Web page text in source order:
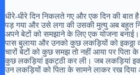
धीरे-धीरे दिन निकलते गए और एक दिन की बात
पड़ गया और उसे लगा की उसकी मुत्यु अब
अपने बेटों को समझाने के लिए एक योजना
पास बुलाया और उनको कुछ लकड़ियों को
चारों बेटों को कुछ समझ तो नहीं आया पर पिता
कुछ लकड़ियां इकट्ठी कर ली। जब लकड़ियां
उन लकड़ियों को पिता के सामने लाकर रख